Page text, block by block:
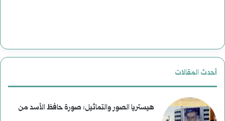
أحدث المقالات
هيستريا الصور والتماثيل: صورة حافظ الأسد من